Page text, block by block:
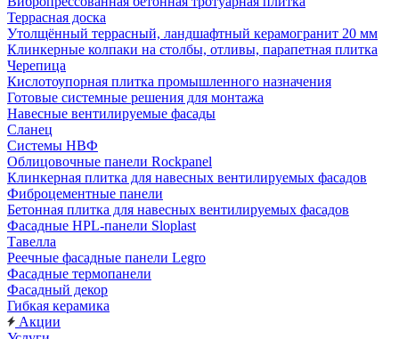
Террасная доска
Утолщённый террасный, ландшафтный керамогранит 20 мм
Клинкерные колпаки на столбы, отливы, парапетная плитка
Черепица
Кислотоупорная плитка промышленного назначения
Готовые системные решения для монтажа
Навесные вентилируемые фасады
Сланец
Системы НВФ
Облицовочные панели Rockpanel
Клинкерная плитка для навесных вентилируемых фасадов
Фиброцементные панели
Бетонная плитка для навесных вентилируемых фасадов
Фасадные HPL-панели Sloplast
Тавелла
Реечные фасадные панели Legro
Фасадные термопанели
Фасадный декор
Гибкая керамика
Акции